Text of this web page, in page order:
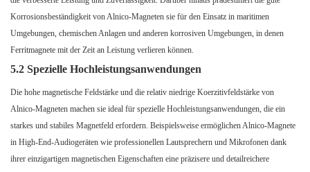
Korrosionsbeständigkeit von Alnico-Magneten sie für den Einsatz in maritimen
Umgebungen, chemischen Anlagen und anderen korrosiven Umgebungen, in denen
Ferritmagnete mit der Zeit an Leistung verlieren können.
5.2 Spezielle Hochleistungsanwendungen
Die hohe magnetische Feldstärke und die relativ niedrige Koerzitivfeldstärke von
Alnico-Magneten machen sie ideal für spezielle Hochleistungsanwendungen, die ein
starkes und stabiles Magnetfeld erfordern. Beispielsweise ermöglichen Alnico-Magnete
in High-End-Audiogeräten wie professionellen Lautsprechern und Mikrofonen dank
ihrer einzigartigen magnetischen Eigenschaften eine präzisere und detailreichere